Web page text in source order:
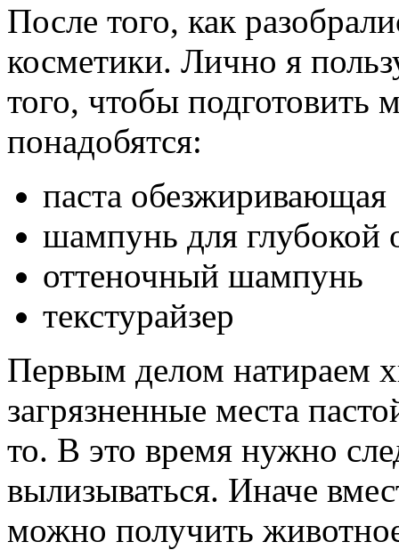
После того, как
косметики. Лично я
того, чтобы подготовить
понадобятся:
паста обезжиривающая
шампунь для глубокой
оттеночный шампунь
текстурайзер
Первым делом натираем
загрязненные места
то. В это время нужно
вылизываться. Иначе
можно получить